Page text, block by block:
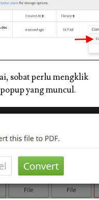
sobat perlu mengklik
yang muncul.